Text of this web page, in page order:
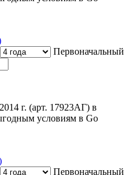
Первоначальный
Первоначальный